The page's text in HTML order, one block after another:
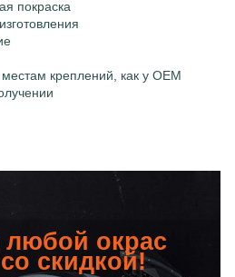
покраска
креплений, как у OEM
любой окрас
скидкой!